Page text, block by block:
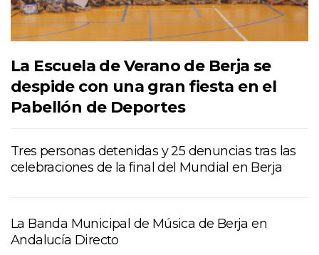
La Escuela de Verano de Berja se
despide con una gran fiesta en el
Pabellón de Deportes
Tres personas detenidas y 25 denuncias tras las
celebraciones de la final del Mundial en Berja
La Banda Municipal de Música de Berja en
Andalucía Directo